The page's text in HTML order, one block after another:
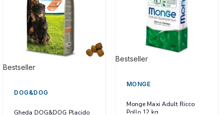
Bestseller
DOG&DOG
Gheda DOG&DOG Placido
Bestseller
MONGE
Monge Maxi Adult Ricco
Pollo 12 kg